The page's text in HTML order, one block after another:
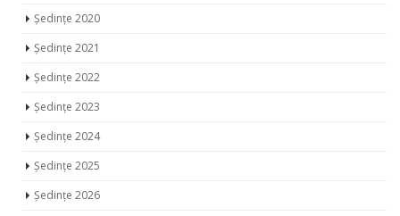
Ședințe 2020
Ședințe 2021
Ședințe 2022
Ședințe 2023
Ședințe 2024
Ședințe 2025
Ședințe 2026